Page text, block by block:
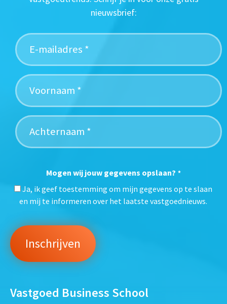
nieuwsbrief:
Mogen wij jouw gegevens opslaan? *
Ja, ik geef toestemming om mijn gegevens op te slaan
en mij te informeren over het laatste vastgoednieuws.
Vastgoed Business School